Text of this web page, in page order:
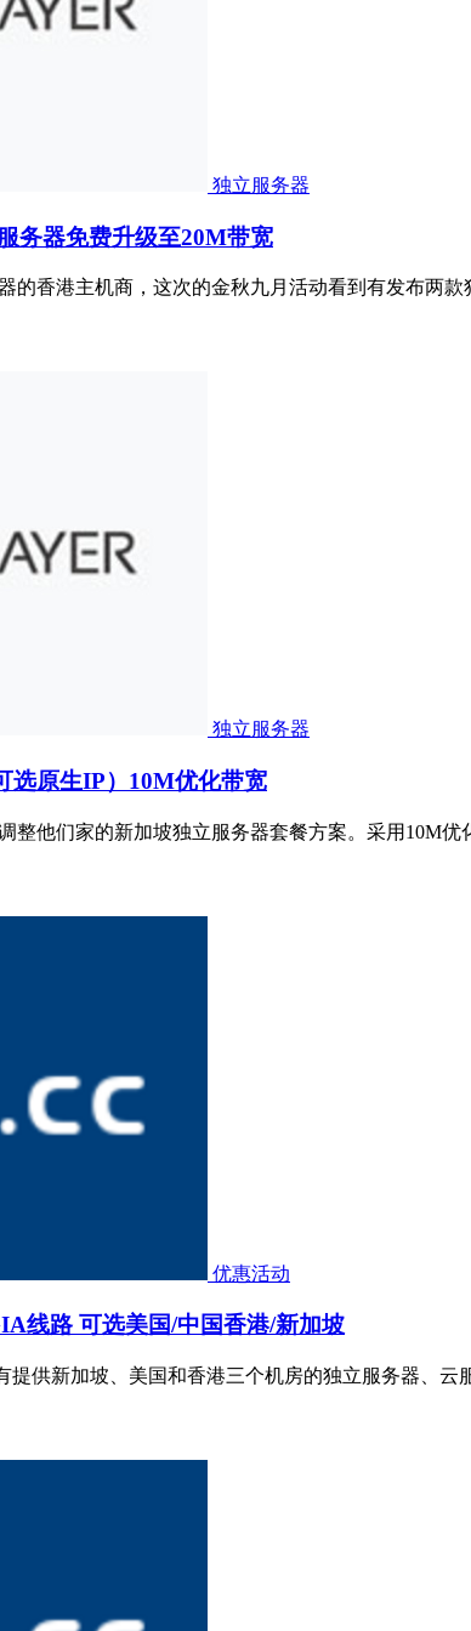
独立服务器
务器免费升级至20M带宽
的香港主机商，这次的金秋九月活动看到有发布两
独立服务器
选原生IP）10M优化带宽
整他们家的新加坡独立服务器套餐方案。采用10M
优惠活动
线路 可选美国/中国香港/新加坡
供新加坡、美国和香港三个机房的独立服务器、